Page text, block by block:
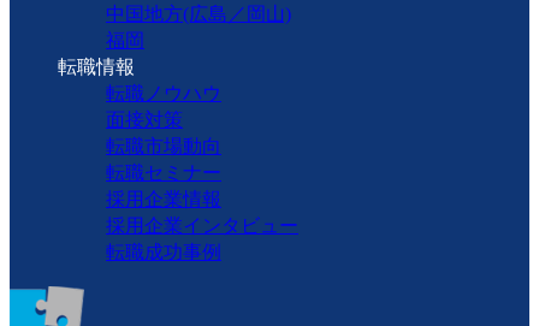
中国地方(広島／岡山)
福岡
転職情報
転職ノウハウ
面接対策
転職市場動向
転職セミナー
採用企業情報
採用企業インタビュー
転職成功事例